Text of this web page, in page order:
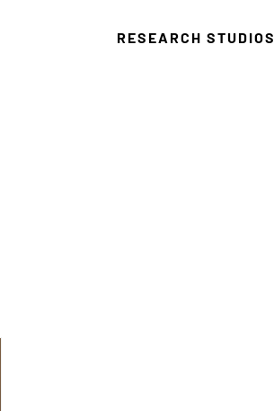
RESEARCH STUDIOS